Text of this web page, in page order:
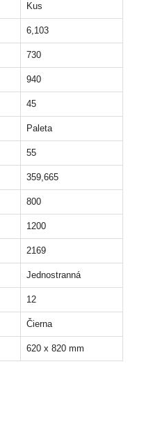
Kus
6,103
730
940
45
Paleta
55
359,665
800
1200
2169
Jednostranná
12
Čierna
620 x 820 mm